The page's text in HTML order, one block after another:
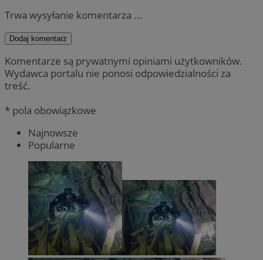
Trwa wysyłanie komentarza ...
Dodaj komentarz
Komentarze są prywatnymi opiniami użytkowników.
Wydawca portalu nie ponosi odpowiedzialności za
treść.
* pola obowiązkowe
Najnowsze
Popularne